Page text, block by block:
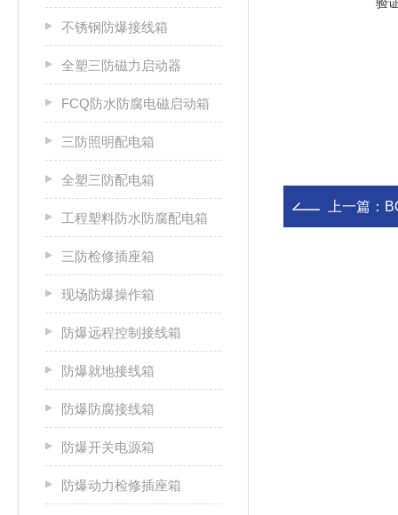
不锈钢防爆接线箱
全塑三防磁力启动器
FCQ防水防腐电磁启动箱
三防照明配电箱
全塑三防配电箱
工程塑料防水防腐配电箱
三防检修插座箱
现场防爆操作箱
防爆远程控制接线箱
防爆就地接线箱
防爆防腐接线箱
防爆开关电源箱
防爆动力检修插座箱
上一篇：